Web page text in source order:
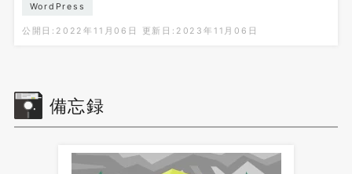
WordPress
公開日:2022年11月06日 更新日:2023年11月06日
備忘録